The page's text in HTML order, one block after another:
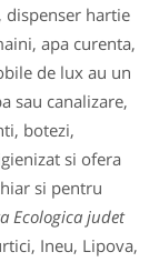
dispenser hartie
apa curenta,
de lux au un
sau canalizare,
botezi,
si ofera
si pentru
Ecologica judet
Ineu, Lipova,